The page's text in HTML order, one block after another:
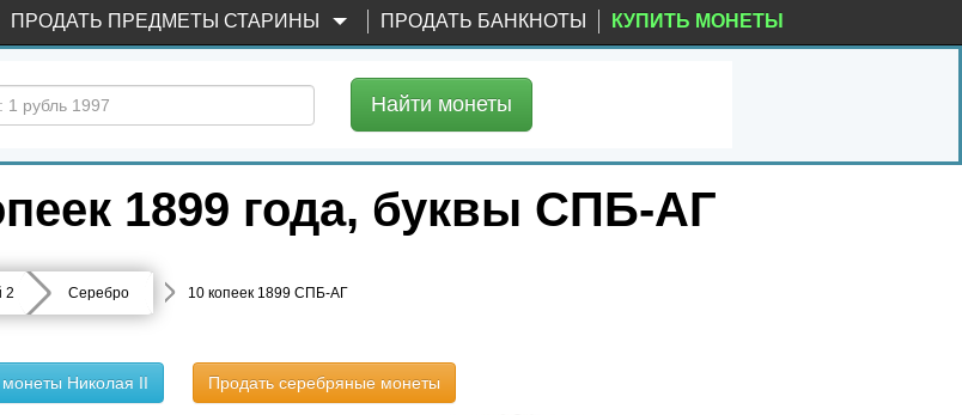
ПРОДАТЬ ПРЕДМЕТЫ СТАРИНЫ ПРОДАТЬ БАНКНОТЫ КУПИТЬ МОНЕТЫ
Найти монеты
1899 года, буквы СПБ-АГ
2 Серебро 10 копеек 1899 СПБ-АГ
монеты Николая II Продать серебряные монеты